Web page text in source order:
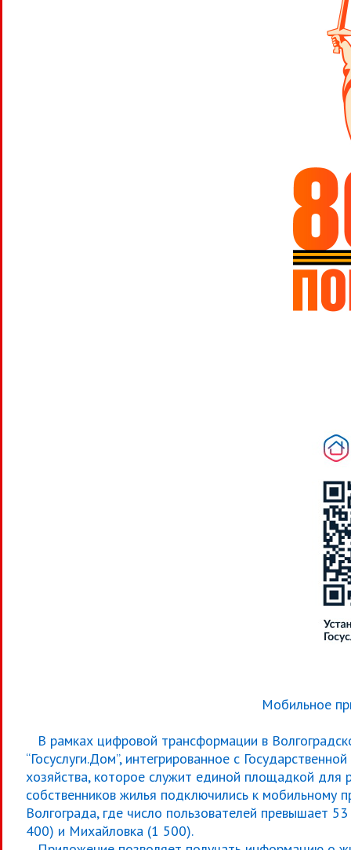
Мобильное
В рамках цифровой трансформации в
“Госуслуги.Дом”, интегрированное с
хозяйства, которое служит единой площадкой
собственников жилья подключились к
Волгограда, где число пользователей превышает
400) и Михайловка (1 500).